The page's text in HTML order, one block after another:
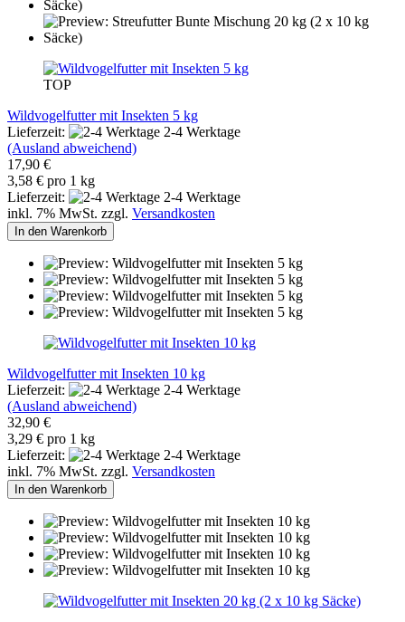
TOP
Wildvogelfutter mit Insekten 5 kg
Lieferzeit:
2-4 Werktage
(Ausland abweichend)
17,90 €
3,58 € pro 1 kg
Lieferzeit:
2-4 Werktage
inkl. 7% MwSt. zzgl. Versandkosten
In den Warenkorb
Wildvogelfutter mit Insekten 10 kg
Lieferzeit:
2-4 Werktage
(Ausland abweichend)
32,90 €
3,29 € pro 1 kg
Lieferzeit:
2-4 Werktage
inkl. 7% MwSt. zzgl. Versandkosten
In den Warenkorb